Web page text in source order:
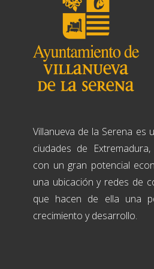
Villanueva de la Serena es
ciudades de
con un gran potencial
una ubicación y redes de
que hacen de ella una
crecimiento y desarrollo.